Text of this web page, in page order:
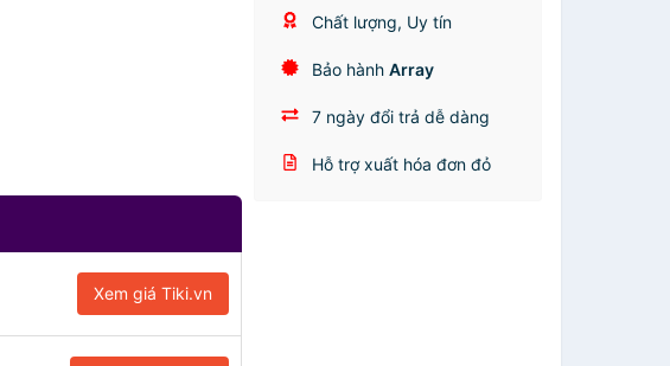
Xem giá Tiki.vn
Chất lượng, Uy tín
Bảo hànhArray
7 ngày đổi trả dễ dàng
Hỗ trợ xuất hóa đơn đỏ